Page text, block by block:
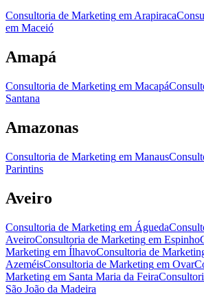
Consultoria de Marketing em Arapiraca
em Maceió
Amapá
Consultoria de Marketing em Macapá
Santana
Amazonas
Consultoria de Marketing em Manaus
Parintins
Aveiro
Consultoria de Marketing em Águeda
AveiroConsultoria de Marketing em Espinho
Marketing em ÍlhavoConsultoria de
AzeméisConsultoria de Marketing em Ovar
Marketing em Santa Maria da Feira
São João da Madeira